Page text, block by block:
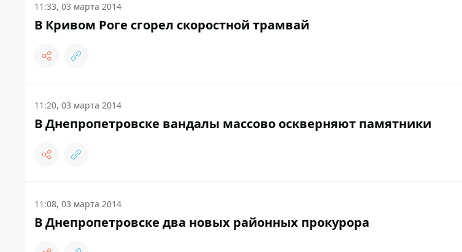
11:33, 03 марта 2014
В Кривом Роге сгорел скоростной трамвай
11:20, 03 марта 2014
В Днепропетровске вандалы массово оскверняют памятники
11:08, 03 марта 2014
В Днепропетровске два новых районных прокурора